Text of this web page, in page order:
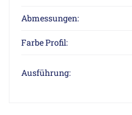
Abmessungen:
Farbe Profil:
Ausführung: